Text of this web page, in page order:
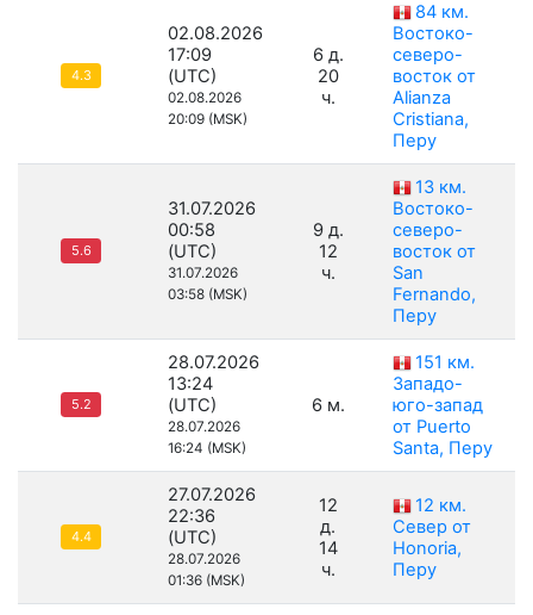
4.3
02.08.2026
17:09
(UTC)
02.08.2026
20:09 (MSK)
6 д.
20
ч.
84 км.
Востоко-
северо-
восток от
Alianza
Cristiana,
Перу
5.6
31.07.2026
00:58
(UTC)
31.07.2026
03:58 (MSK)
9 д.
12
ч.
13 км.
Востоко-
северо-
восток от
San
Fernando,
Перу
5.2
28.07.2026
13:24
(UTC)
28.07.2026
16:24 (MSK)
6 м.
151 км.
Западо-
юго-запад
от Puerto
Santa, Перу
4.4
27.07.2026
22:36
(UTC)
28.07.2026
01:36 (MSK)
12
д.
14
ч.
12 км.
Север от
Honoria,
Перу